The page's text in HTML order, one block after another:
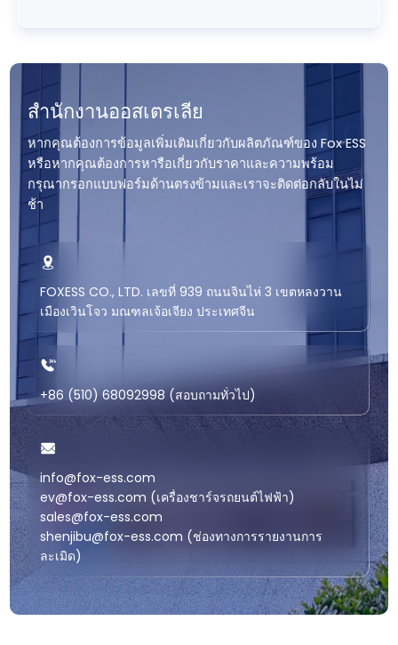
สำนักงานออสเตรเลีย
หากคุณต้องการข้อมูลเพิ่มเติมเกี่ยวกับผลิตภัณฑ์ของ Fox ESS
หรือหากคุณต้องการหารือเกี่ยวกับราคาและความพร้อม
กรุณากรอกแบบฟอร์มด้านตรงข้ามและเราจะติดต่อกลับในไม่
ช้า
FOXESS CO., LTD. เลขที่ 939 ถนนจินไห่ 3 เขตหลงวาน
เมืองเวินโจว มณฑลเจ้อเจียง ประเทศจีน
+86 (510) 68092998 (สอบถามทั่วไป)
info@fox-ess.com
ev@fox-ess.com (เครื่องชาร์จรถยนต์ไฟฟ้า)
sales@fox-ess.com
shenjibu@fox-ess.com (ช่องทางการรายงานการ
ละเมิด)